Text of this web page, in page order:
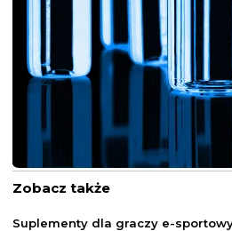
Zobacz także
Suplementy dla graczy e-